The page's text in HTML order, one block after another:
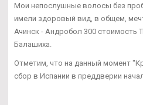
Мои непослушные волосы без
имели здоровый вид, в общем,
Ачинск - Андробол 300 стоимость
Балашиха.
Отметим, что на данный момент
сбор в Испании в преддверии